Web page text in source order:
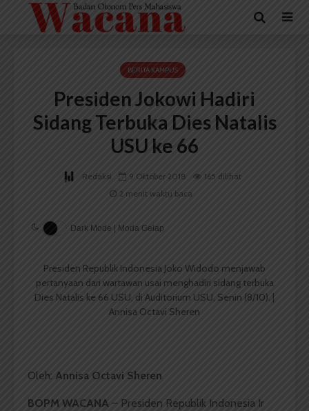
BERITA KAMPUS
Presiden Jokowi Hadiri
Sidang Terbuka Dies Natalis
USU ke 66
Redaksi 9 Oktober 2018
165 dilihat
2 menit waktu baca
Dark Mode | Moda Gelap
Presiden Republik Indonesia Joko Widodo menjawab
pertanyaan dari wartawan usai menghadiri sidang terbuka
Dies Natalis ke 66 USU, di Auditorium USU, Senin (8/10). |
Annisa Octavi Sheren
Oleh: Annisa Octavi Sheren
BOPM WACANA – Presiden Republik Indonesia Ir